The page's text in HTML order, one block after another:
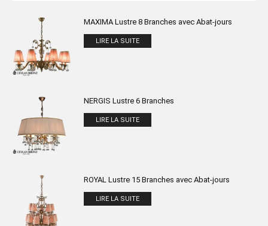
MAXIMA Lustre 8 Branches avec Abat-jours
LIRE LA SUITE
NERGIS Lustre 6 Branches
LIRE LA SUITE
ROYAL Lustre 15 Branches avec Abat-jours
LIRE LA SUITE